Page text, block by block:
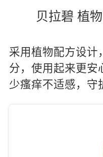
贝拉碧 植
采用植物配方设计
分，使用起来更安
少瘙痒不适感，守